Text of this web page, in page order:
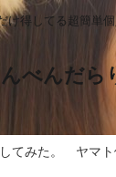
得してる超簡単
べんだら
てみた。 ヤマト